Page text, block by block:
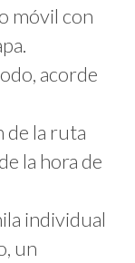
móvil con
acorde
de la ruta
la hora de
individual
un